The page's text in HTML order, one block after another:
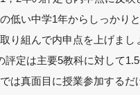
低い中学1年からしっかり
り組んで内申点を上げまし
評定は主要5教科に対して
は真面目に授業参加するだ